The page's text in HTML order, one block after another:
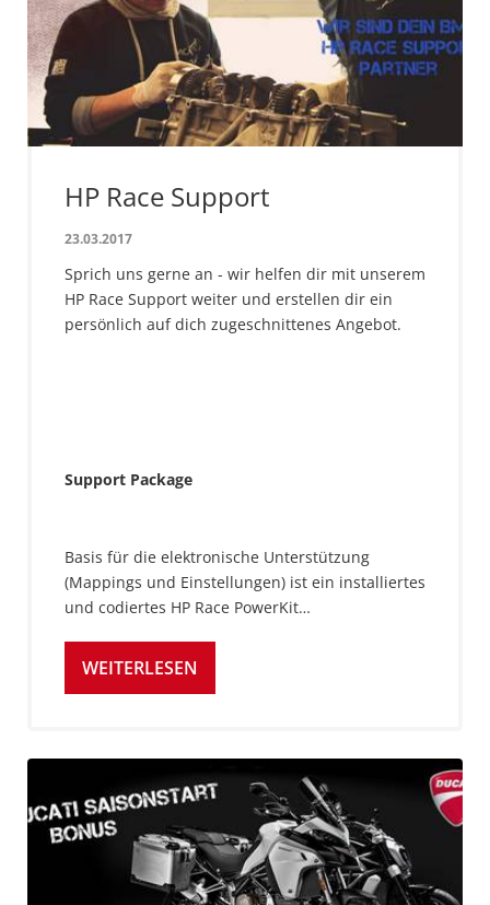
HP Race Support
23.03.2017
Sprich uns gerne an - wir helfen dir mit unserem
HP Race Support weiter und erstellen dir ein
persönlich auf dich zugeschnittenes Angebot.
Support Package
Basis für die elektronische Unterstützung
(Mappings und Einstellungen) ist ein installiertes
und codiertes HP Race PowerKit…
WEITERLESEN